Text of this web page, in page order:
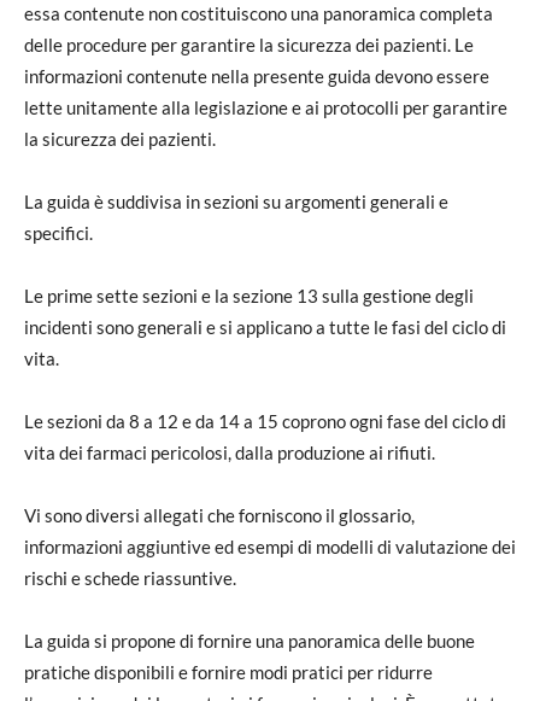
essa contenute non costituiscono una panoramica completa
delle procedure per garantire la sicurezza dei pazienti. Le
informazioni contenute nella presente guida devono essere
lette unitamente alla legislazione e ai protocolli per garantire
la sicurezza dei pazienti.
La guida è suddivisa in sezioni su argomenti generali e
specifici.
Le prime sette sezioni e la sezione 13 sulla gestione degli
incidenti sono generali e si applicano a tutte le fasi del ciclo di
vita.
Le sezioni da 8 a 12 e da 14 a 15 coprono ogni fase del ciclo di
vita dei farmaci pericolosi, dalla produzione ai rifiuti.
Vi sono diversi allegati che forniscono il glossario,
informazioni aggiuntive ed esempi di modelli di valutazione dei
rischi e schede riassuntive.
La guida si propone di fornire una panoramica delle buone
pratiche disponibili e fornire modi pratici per ridurre